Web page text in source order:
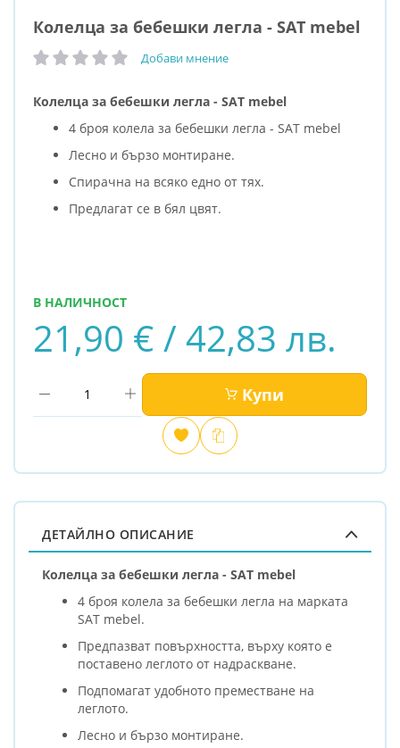
Колелца за бебешки легла - SAT mebel
рейтинг: Добави мнение
Колелца за бебешки легла - SAT mebel
4 броя колела за бебешки легла - SAT mebel
Лесно и бързо монтиране.
Спирачна на всяко едно от тях.
Предлагат се в бял цвят.
21,90 € / 42,83 лв.
В НАЛИЧНОСТ
Купи
Добави
любими
Сравни
ДЕТАЙЛНО ОПИСАНИЕ
Колелца за бебешки легла - SAT mebel
4 броя колела за бебешки легла на марката
SAT mebel.
Предпазват повърхността, върху която е
поставено леглото от надраскване.
Подпомагат удобното преместване на
леглото.
Лесно и бързо монтиране.